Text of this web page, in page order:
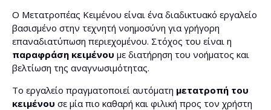
Διαίρεση κειμένου σε παραγράφους έως 100 λέξεις ανά
παράγραφο
Προσθήκη HTML μορφοποίησης
Όχι περισσότερες από 5 προτάσεις ανά παράγραφο
Ο Μετατροπέας Κειμένου είναι ένα διαδικτυακό εργαλείο
βασισμένο στην τεχνητή νοημοσύνη για γρήγορη
επαναδιατύπωση περιεχομένου. Στόχος του είναι η
παραφράση κειμένου με διατήρηση του νοήματος και
βελτίωση της αναγνωσιμότητας.
Το εργαλείο πραγματοποιεί αυτόματη μετατροπή του
κειμένου σε μία πιο καθαρή και φιλική προς τον χρήστη